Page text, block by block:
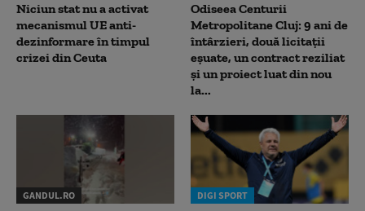
Niciun stat nu a activat
mecanismul UE anti-
dezinformare în timpul
crizei din Ceuta
Odiseea Centurii
Metropolitane Cluj: 9 ani de
întârzieri, două licitații
eșuate, un contract reziliat
și un proiect luat din nou
la...
GANDUL.RO DIGI SPORT